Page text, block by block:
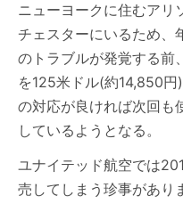
ニューヨークに住むアリ
チェスターにいるため、
のトラブルが発覚する前
を125米ドル(約14,850
の対応が良ければ次回も
しているようとなる。
ユナイテッド航空では
売してしまう珍事があり